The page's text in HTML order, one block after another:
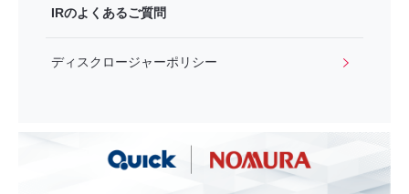
IRのよくあるご質問
ディスクロージャーポリシー